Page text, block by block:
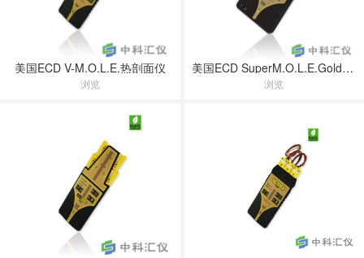
美国ECD V-M.O.L.E.热剖面仪
浏览
美国ECD SuperM.O.L.E.Gold 2热剖面仪
浏览